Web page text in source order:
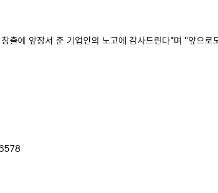
출에 앞장서 준 기업인의 노고에 감사드린다"며 "앞으